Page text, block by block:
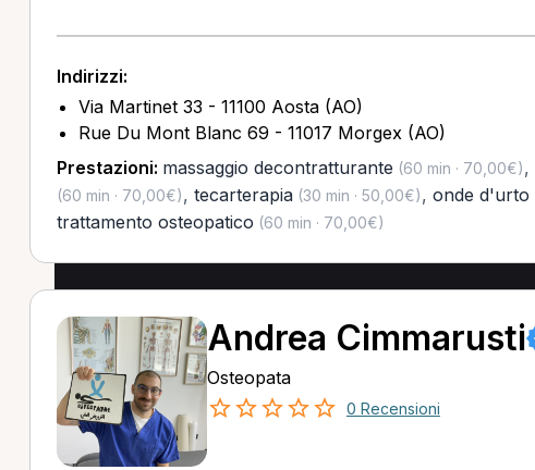
Indirizzi:
Via Martinet 33 - 11100 Aosta (AO)
Rue Du Mont Blanc 69 - 11017 Morgex (AO)
Prestazioni: massaggio decontratturante (60 min · 70,00€),
(60 min · 70,00€), tecarterapia(30 min · 50,00€), onde d'urto
trattamento osteopatico (60 min · 70,00€)
Andrea Cimmarusti
Osteopata
0 Recensioni